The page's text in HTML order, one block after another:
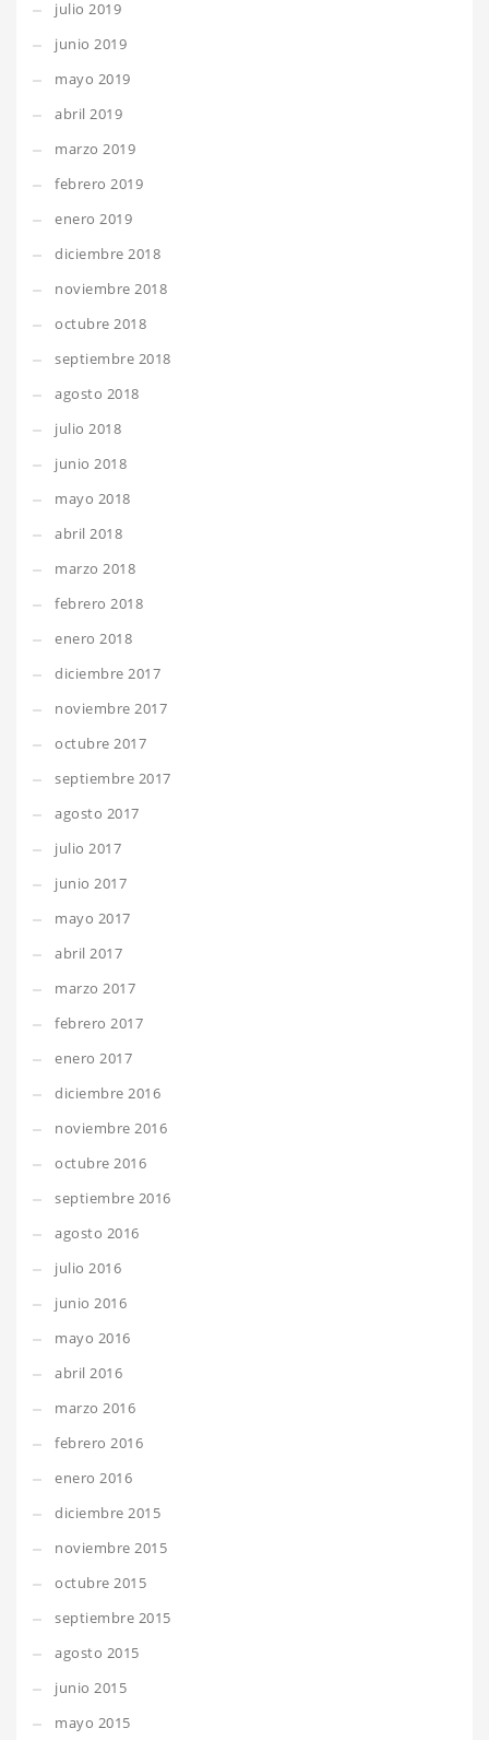
julio 2019
junio 2019
mayo 2019
abril 2019
marzo 2019
febrero 2019
enero 2019
diciembre 2018
noviembre 2018
octubre 2018
septiembre 2018
agosto 2018
julio 2018
junio 2018
mayo 2018
abril 2018
marzo 2018
febrero 2018
enero 2018
diciembre 2017
noviembre 2017
octubre 2017
septiembre 2017
agosto 2017
julio 2017
junio 2017
mayo 2017
abril 2017
marzo 2017
febrero 2017
enero 2017
diciembre 2016
noviembre 2016
octubre 2016
septiembre 2016
agosto 2016
julio 2016
junio 2016
mayo 2016
abril 2016
marzo 2016
febrero 2016
enero 2016
diciembre 2015
noviembre 2015
octubre 2015
septiembre 2015
agosto 2015
junio 2015
mayo 2015